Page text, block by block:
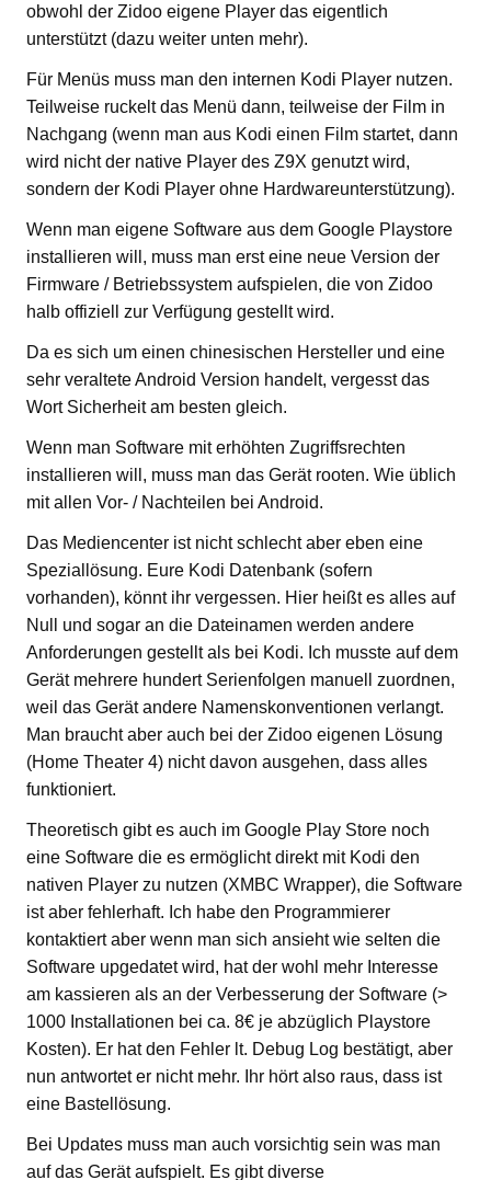
obwohl der Zidoo eigene Player das eigentlich
unterstützt (dazu weiter unten mehr).
Für Menüs muss man den internen Kodi Player nutzen.
Teilweise ruckelt das Menü dann, teilweise der Film in
Nachgang (wenn man aus Kodi einen Film startet, dann
wird nicht der native Player des Z9X genutzt wird,
sondern der Kodi Player ohne Hardwareunterstützung).
Wenn man eigene Software aus dem Google Playstore
installieren will, muss man erst eine neue Version der
Firmware / Betriebssystem aufspielen, die von Zidoo
halb offiziell zur Verfügung gestellt wird.
Da es sich um einen chinesischen Hersteller und eine
sehr veraltete Android Version handelt, vergesst das
Wort Sicherheit am besten gleich.
Wenn man Software mit erhöhten Zugriffsrechten
installieren will, muss man das Gerät rooten. Wie üblich
mit allen Vor- / Nachteilen bei Android.
Das Mediencenter ist nicht schlecht aber eben eine
Speziallösung. Eure Kodi Datenbank (sofern
vorhanden), könnt ihr vergessen. Hier heißt es alles auf
Null und sogar an die Dateinamen werden andere
Anforderungen gestellt als bei Kodi. Ich musste auf dem
Gerät mehrere hundert Serienfolgen manuell zuordnen,
weil das Gerät andere Namenskonventionen verlangt.
Man braucht aber auch bei der Zidoo eigenen Lösung
(Home Theater 4) nicht davon ausgehen, dass alles
funktioniert.
Theoretisch gibt es auch im Google Play Store noch
eine Software die es ermöglicht direkt mit Kodi den
nativen Player zu nutzen (XMBC Wrapper), die Software
ist aber fehlerhaft. Ich habe den Programmierer
kontaktiert aber wenn man sich ansieht wie selten die
Software upgedatet wird, hat der wohl mehr Interesse
am kassieren als an der Verbesserung der Software (>
1000 Installationen bei ca. 8€ je abzüglich Playstore
Kosten). Er hat den Fehler lt. Debug Log bestätigt, aber
nun antwortet er nicht mehr. Ihr hört also raus, dass ist
eine Bastellösung.
Bei Updates muss man auch vorsichtig sein was man
auf das Gerät aufspielt. Es gibt diverse